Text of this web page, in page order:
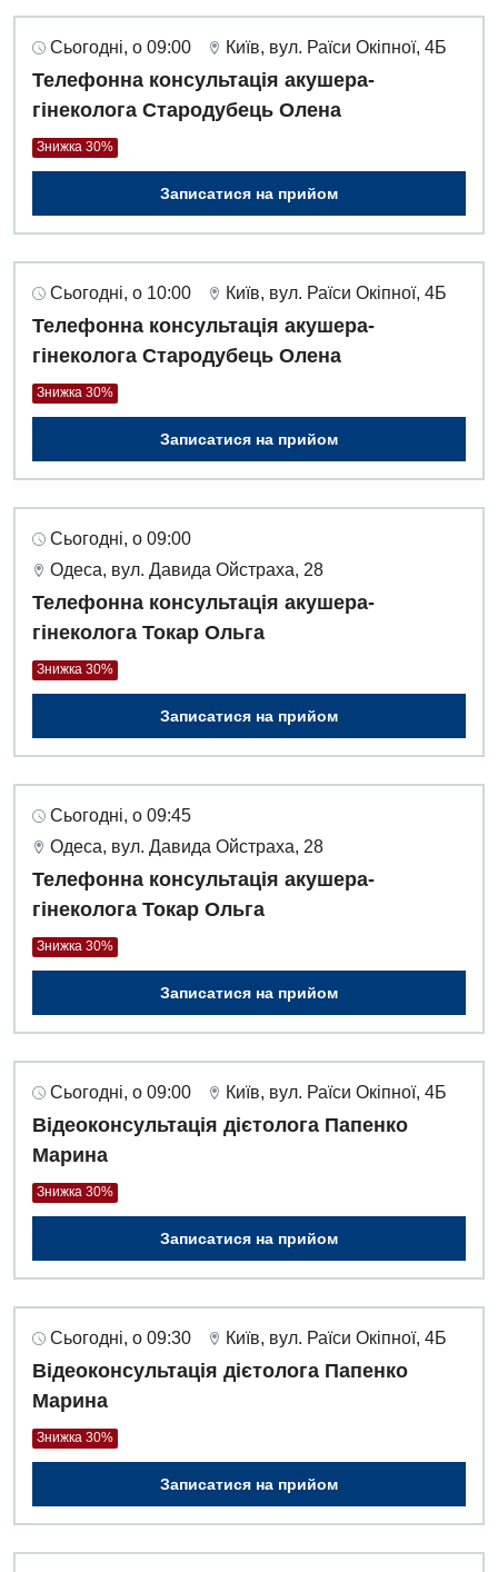
Сьогодні, о 09:00 Київ, вул. Раїси Окіпної, 4Б
Телефонна консультація акушера-
гінеколога Стародубець Олена
Знижка 30%
Записатися на прийом
Сьогодні, о 10:00 Київ, вул. Раїси Окіпної, 4Б
Телефонна консультація акушера-
гінеколога Стародубець Олена
Знижка 30%
Записатися на прийом
Сьогодні, о 09:00
Одеса, вул. Давида Ойстраха, 28
Телефонна консультація акушера-
гінеколога Токар Ольга
Знижка 30%
Записатися на прийом
Сьогодні, о 09:45
Одеса, вул. Давида Ойстраха, 28
Телефонна консультація акушера-
гінеколога Токар Ольга
Знижка 30%
Записатися на прийом
Сьогодні, о 09:00 Київ, вул. Раїси Окіпної, 4Б
Відеоконсультація дієтолога Папенко
Марина
Знижка 30%
Записатися на прийом
Сьогодні, о 09:30 Київ, вул. Раїси Окіпної, 4Б
Відеоконсультація дієтолога Папенко
Марина
Знижка 30%
Записатися на прийом